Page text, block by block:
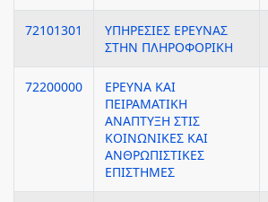
72101301
ΥΠΗΡΕΣΙΕΣ ΕΡΕΥΝΑΣ
ΣΤΗΝ ΠΛΗΡΟΦΟΡΙΚΗ
72200000
ΕΡΕΥΝΑ ΚΑΙ
ΠΕΙΡΑΜΑΤΙΚΗ
ΑΝΑΠΤΥΞΗ ΣΤΙΣ
ΚΟΙΝΩΝΙΚΕΣ ΚΑΙ
ΑΝΘΡΩΠΙΣΤΙΚΕΣ
ΕΠΙΣΤΗΜΕΣ